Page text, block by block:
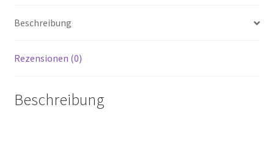
F.C.
Menge
Beschreibung
Rezensionen (0)
Beschreibung